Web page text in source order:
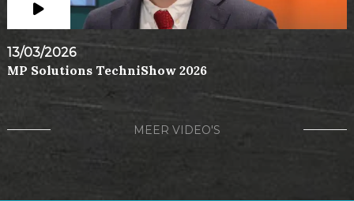
13/03/2026
MP Solutions TechniShow 2026
MEER VIDEO'S